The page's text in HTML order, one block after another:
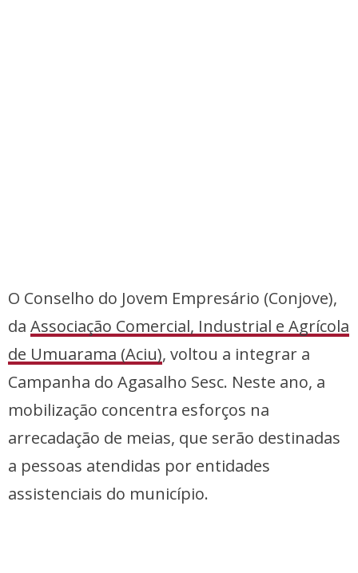
O Conselho do Jovem Empresário (Conjove),
da Associação Comercial, Industrial e Agrícola
de Umuarama (Aciu), voltou a integrar a
Campanha do Agasalho Sesc. Neste ano, a
mobilização concentra esforços na
arrecadação de meias, que serão destinadas
a pessoas atendidas por entidades
assistenciais do município.